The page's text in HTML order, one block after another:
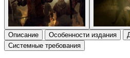
Описание Особенности издания
Системные требования